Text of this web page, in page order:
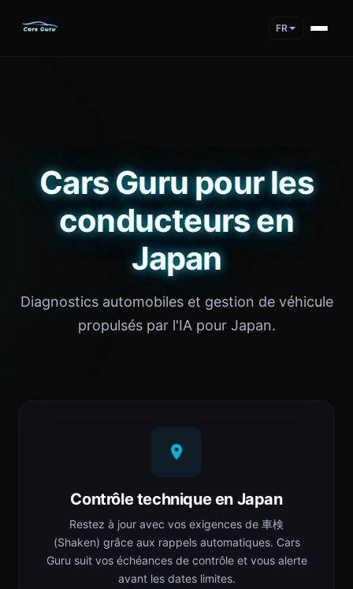
FR
Cars Guru pour les
conducteurs en
Japan
Diagnostics automobiles et gestion de véhicule
propulsés par l'IA pour Japan.
Contrôle technique en Japan
Restez à jour avec vos exigences de 車検
(Shaken) grâce aux rappels automatiques. Cars
Guru suit vos échéances de contrôle et vous alerte
avant les dates limites.